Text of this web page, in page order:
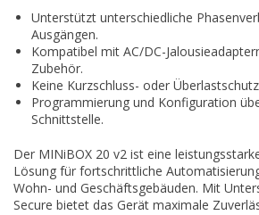
Unterstützt unterschiedliche
Ausgängen.
Kompatibel mit AC/DC-
Zubehör.
Keine Kurzschluss- oder
Programmierung und Konfiguration
Schnittstelle.
Der MINiBOX 20 v2 ist eine
Lösung für fortschrittliche
Wohn- und Geschäftsgebäuden. Mit
Secure bietet das Gerät maximale